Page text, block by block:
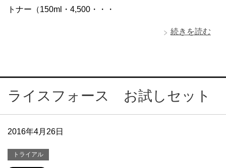
トナー（150ml・4,500・・・
続きを読む
ライスフォース お試しセット
2016年4月26日
トライアル